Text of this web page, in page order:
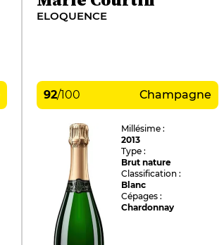
ELOQUENCE
92/100 Champagne
Millésime :
2013
Type :
Brut nature
Classification :
Blanc
Cépages :
Chardonnay